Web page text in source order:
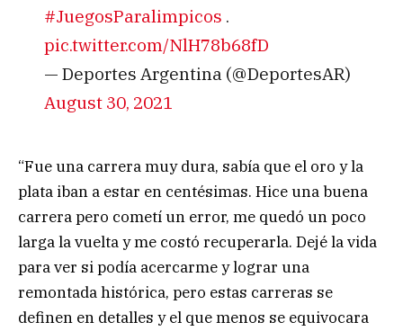
#JuegosParalimpicos .
pic.twitter.com/NlH78b68fD
— Deportes Argentina (@DeportesAR)
August 30, 2021
“Fue una carrera muy dura, sabía que el oro y la
plata iban a estar en centésimas. Hice una buena
carrera pero cometí un error, me quedó un poco
larga la vuelta y me costó recuperarla. Dejé la vida
para ver si podía acercarme y lograr una
remontada histórica, pero estas carreras se
definen en detalles y el que menos se equivocara